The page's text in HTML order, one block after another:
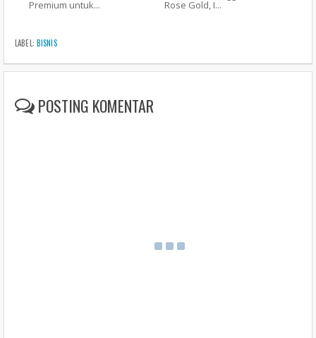
Premium untuk... Rose Gold, I...
LABEL: BISNIS
POSTING KOMENTAR